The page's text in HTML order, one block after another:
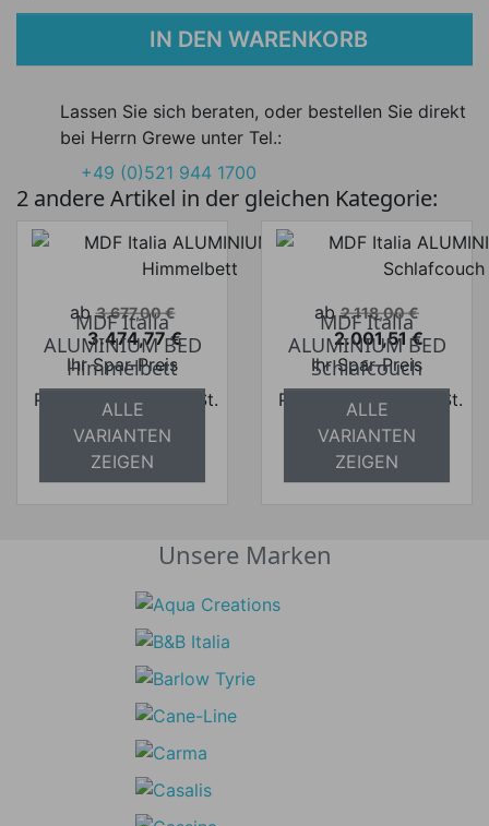
IN DEN WARENKORB
Lassen Sie sich beraten, oder bestellen Sie direkt
bei Herrn Grewe unter Tel.:
+49 (0)521 944 1700
2 andere Artikel in der gleichen Kategorie:
Verkaufspreis
ab 3.677,00 €
Preis
3.474,77 €
Ihr Spar-Preis
Preise inkl. ges. MwSt.
absolut
versandkostenfrei
MDF Italia
ALUMINIUM BED
Himmelbett
ALLE
VARIANTEN
ZEIGEN
Verkaufspreis
ab 2.118,00 €
Preis
2.001,51 €
Ihr Spar-Preis
Preise inkl. ges. MwSt.
absolut
versandkostenfrei
MDF Italia
ALUMINIUM BED
Schlafcouch
ALLE
VARIANTEN
ZEIGEN
Unsere Marken